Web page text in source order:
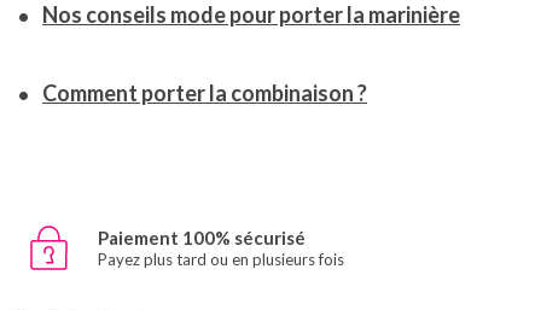
Nos conseils mode pour porter la marinière
Comment porter la combinaison ?
Paiement 100% sécurisé
Payez plus tard ou en plusieurs fois